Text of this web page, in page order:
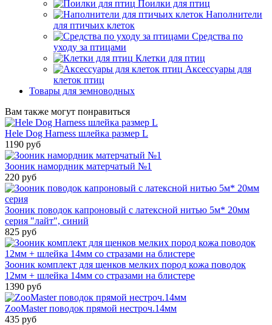
Поилки для птиц
Наполнители
для птичьих клеток
Средства по
уходу за птицами
Клетки для птиц
Аксессуары для
клеток птиц
Товары для земноводных
Вам также могут понравиться
Hele Dog Harness шлейка размер L
1190 руб
Зооник намордник матерчатый №1
220 руб
Зооник поводок капроновый с латексной нитью 5м* 20мм
серия "лайт", синий
825 руб
Зооник комплект для щенков мелких пород кожа поводок
12мм + шлейка 14мм со стразами на блистере
1390 руб
ZooMaster поводок прямой нестроч.14мм
435 руб